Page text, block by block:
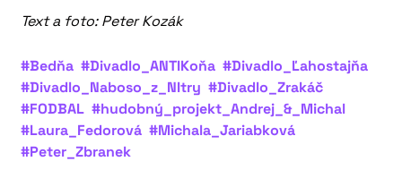
Text a foto: Peter Kozák
#Bedňa #Divadlo_ANTIKoňa #Divadlo_Ľahostajňa
#Divadlo_Naboso_z_NItry #Divadlo_Zrakáč
#FODBAL #hudobný_projekt_Andrej_&_Michal
#Laura_Fedorová #Michala_Jariabková
#Peter_Zbranek